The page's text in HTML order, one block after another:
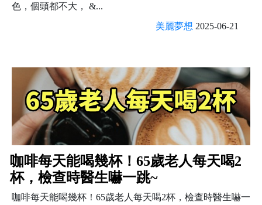
色，個頭都不大， &...
美麗夢想 2025-06-21
咖啡每天能喝幾杯！65歲老人每天喝2
杯，檢查時醫生嚇一跳~
咖啡每天能喝幾杯！65歲老人每天喝2杯，檢查時醫生嚇一